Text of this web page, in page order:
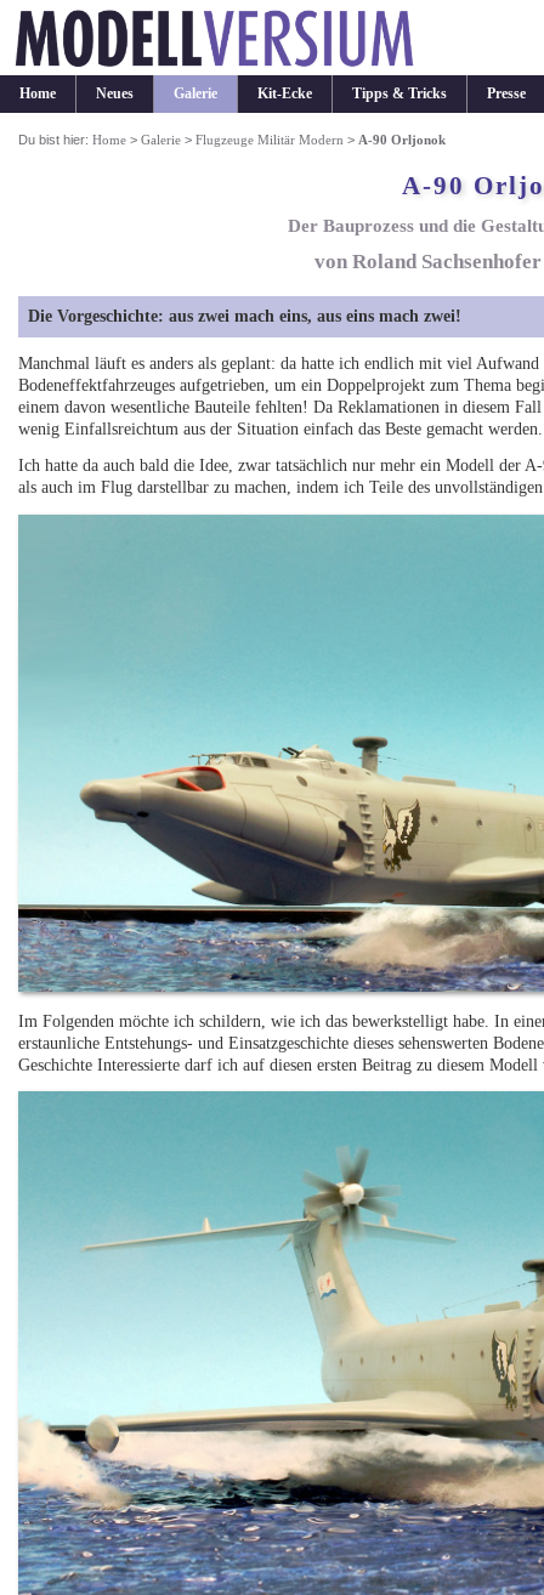
Home Neues Galerie Kit-Ecke Tipps & Tricks Presse
Du bist hier:Home >Galerie >Flugzeuge Militär Modern > A-90 Orljonok
A-90
Der Bauprozess und die
von Roland
Die Vorgeschichte: aus zwei mach eins, aus eins mach zwei!
Manchmal läuft es anders als geplant: da hatte ich endlich mit viel Aufwand
Bodeneffektfahrzeuges aufgetrieben, um ein Doppelprojekt zum Thema
einem davon wesentliche Bauteile fehlten! Da Reklamationen in diesem
wenig Einfallsreichtum aus der Situation einfach das Beste gemacht werden.
Ich hatte da auch bald die Idee, zwar tatsächlich nur mehr ein Modell der
als auch im Flug darstellbar zu machen, indem ich Teile des
Im Folgenden möchte ich schildern, wie ich das bewerkstelligt habe. In
erstaunliche Entstehungs- und Einsatzgeschichte dieses sehenswerten
Geschichte Interessierte darf ich auf diesen ersten Beitrag zu diesem Modell